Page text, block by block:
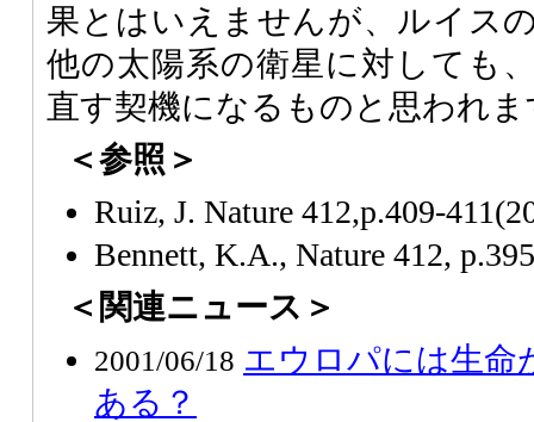
果とはいえませんが、ルイス
他の太陽系の衛星に対しても
直す契機になるものと思われま
＜参照＞
Ruiz, J. Nature 412,p.409-
Bennett, K.A., Nature 412,
＜関連ニュース＞
2001/06/18 エウロパには生命
ある？